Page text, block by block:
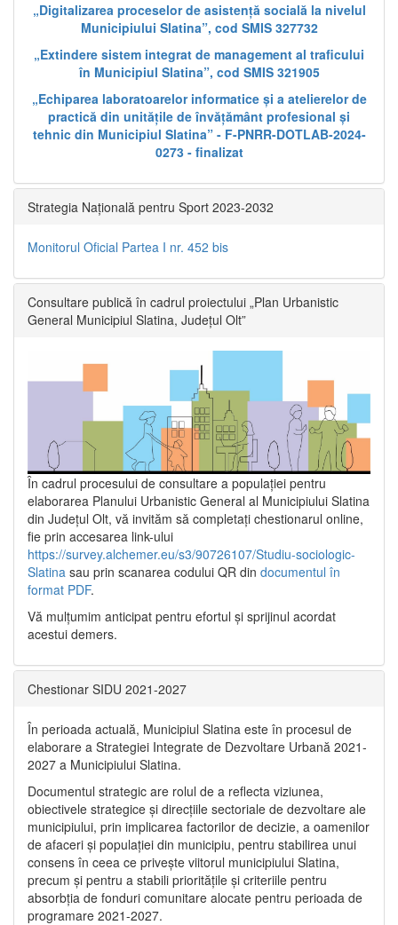
„Digitalizarea proceselor de asistență socială la nivelul
Municipiului Slatina”, cod SMIS 327732
„Extindere sistem integrat de management al traficului
în Municipiul Slatina”, cod SMIS 321905
„Echiparea laboratoarelor informatice și a atelierelor de
practică din unitățile de învățământ profesional și
tehnic din Municipiul Slatina” - F-PNRR-DOTLAB-2024-
0273 - finalizat
Strategia Națională pentru Sport 2023-2032
Monitorul Oficial Partea I nr. 452 bis
Consultare publică în cadrul proiectului „Plan Urbanistic
General Municipiul Slatina, Județul Olt”
În cadrul procesului de consultare a populaţiei pentru
elaborarea Planului Urbanistic General al Municipiului Slatina
din Județul Olt, vă invităm să completați chestionarul online,
fie prin accesarea link-ului
https://survey.alchemer.eu/s3/90726107/Studiu-sociologic-
Slatina sau prin scanarea codului QR din documentul în
format PDF.
Vă mulţumim anticipat pentru efortul şi sprijinul acordat
acestui demers.
Chestionar SIDU 2021-2027
În perioada actuală, Municipiul Slatina este în procesul de
elaborare a Strategiei Integrate de Dezvoltare Urbană 2021‐
2027 a Municipiului Slatina.
Documentul strategic are rolul de a reflecta viziunea,
obiectivele strategice și direcțiile sectoriale de dezvoltare ale
municipiului, prin implicarea factorilor de decizie, a oamenilor
de afaceri și populației din municipiu, pentru stabilirea unui
consens în ceea ce privește viitorul municipiului Slatina,
precum și pentru a stabili prioritățile și criteriile pentru
absorbția de fonduri comunitare alocate pentru perioada de
programare 2021-2027.